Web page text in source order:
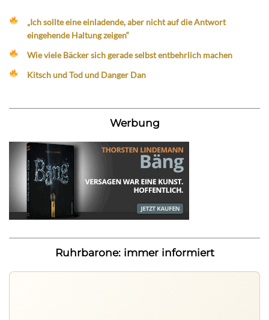
„Ich sollte eine einladende, aber nicht auf die Antwort
eingehende Haltung zeigen“
Wie viele Bäcker sich gerade selbst entbehrlich machen
Kitsch und Tod und Danger Dan
Werbung
Ruhrbarone: immer informiert